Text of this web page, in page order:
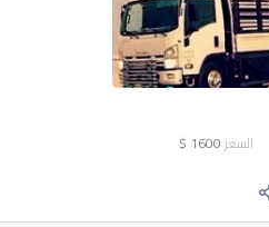
السعر 1600
$